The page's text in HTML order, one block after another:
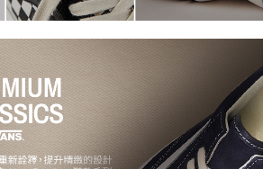
圍內提供個人資料，並將交易相關給付款項請求債
限公司。
宜，請瀏覽以下網址：
先徵得法定代理人或監護人之同意方可使用
若未經同意申辦者引起之損失，本公司不負相關責
後付」時，將依據個別帳號之用戶狀況，依本公司即